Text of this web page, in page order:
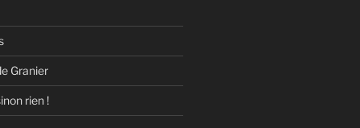
Granier
rien !